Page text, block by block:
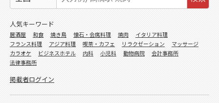
人気キーワード
居酒屋 和食 焼き鳥 懐石・会席料理 焼肉
イタリア料理
フランス料理
アジア料理 喫茶・カフェ リラクゼーション
マッサージ
カラオケ
ビジネスホテル 内科 小児科 動物病院
会計事務所
法律事務所
掲載者ログイン